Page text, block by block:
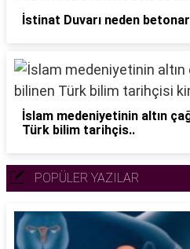
İstinat Duvarı neden
İslam medeniyetinin altın
Türk bilim tarihçis..
POPÜLER YAZILAR